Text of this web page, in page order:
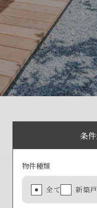
条
物件種類
全て 新築
賃貸管理サイトはこ
会社に関することや
お問い合わせはこち
お困りごとのご相談
ご相談はこちら